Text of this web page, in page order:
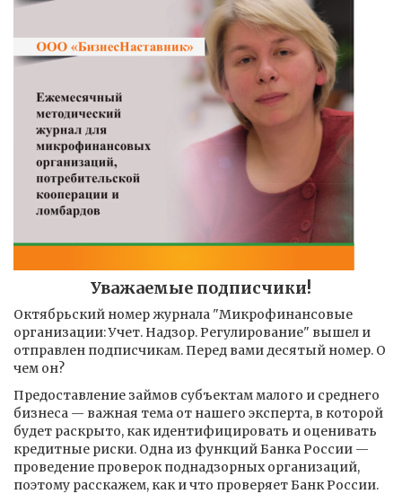
Уважаемые подписчики!
Октябрьский номер журнала "Микрофинансовые
организации: Учет. Надзор. Регулирование" вышел и
отправлен подписчикам. Перед вами десятый номер. О
чем он?
Предоставление займов субъектам малого и среднего
бизнеса — важная тема от нашего эксперта, в которой
будет раскрыто, как идентифицировать и оценивать
кредитные риски. Одна из функций Банка России —
проведение проверок поднадзорных организаций,
поэтому расскажем, как и что проверяет Банк России.